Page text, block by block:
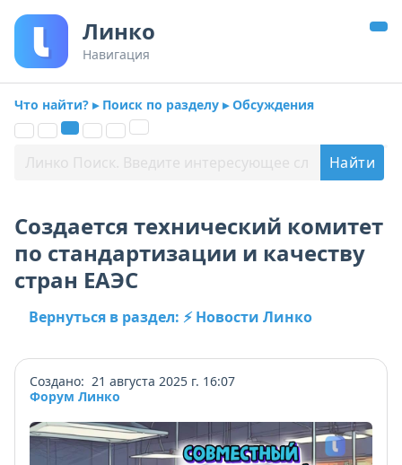
Линко
Навигация
Что найти? ▸ Поиск по разделу ▸ Обсуждения
Создается технический комитет
по стандартизации и качеству
стран ЕАЭС
Вернуться в раздел: ⚡ Новости Линко
Создано: 21 августа 2025 г. 16:07
Форум Линко